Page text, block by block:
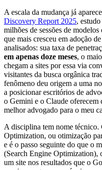
A escala da mudança já
Discovery Report 2025,
milhões de sessões de
que mais cresceu em adoção
analisados: sua taxa de
em apenas doze meses, o
chegam a sites por essa via
visitantes da busca orgânica
fenômeno deu origem a uma
a posicionar escritórios de
o Gemini e o Claude oferecem
melhor advogado para o meu
A disciplina tem nome técnico.
Optimization, ou otimização
e é o passo seguinte do que o
(Search Engine Optimization),
um site nos resultados que o